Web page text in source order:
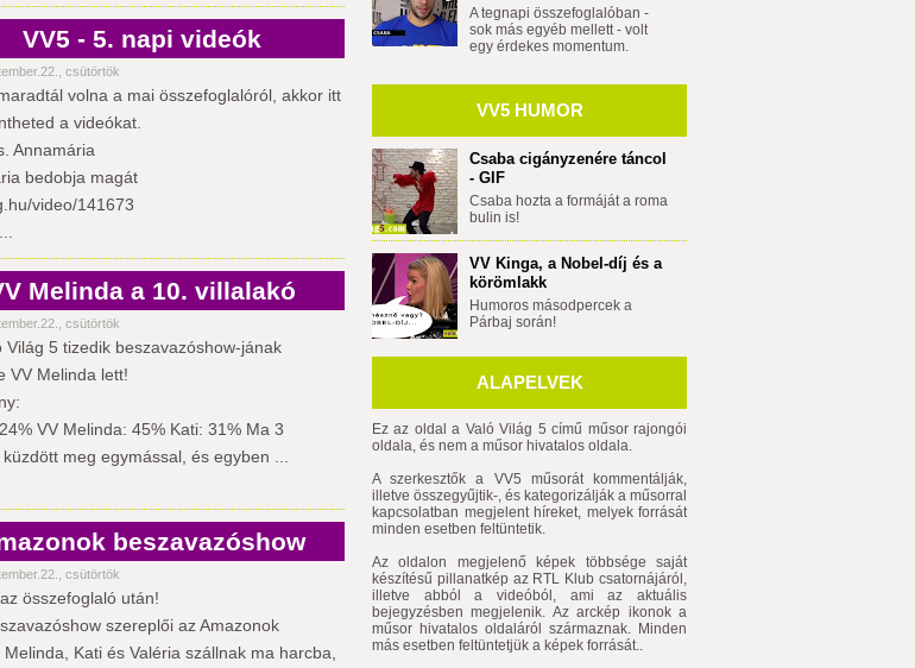
VV5 - 5. napi videók
csütörtök
volna a mai összefoglalóról, akkor itt
a videókat.
Annamária
bedobja magát
video/141673
Melinda a 10. villalakó
csütörtök
Világ 5 tizedik beszavazóshow-jának
VV Melinda lett!
VV Melinda: 45% Kati: 31% Ma 3
meg egymással, és egyben ...
beszavazóshow
csütörtök
az összefoglaló után!
szereplői az Amazonok
Melinda, Kati és Valéria szállnak ma harcba,
A tegnapi összefoglalóban -
sok más egyéb mellett - volt
egy érdekes momentum.
VV5 HUMOR
Csaba cigányzenére táncol
- GIF
Csaba hozta a formáját a roma
bulin is!
VV Kinga, a Nobel-díj és a
körömlakk
Humoros másodpercek a
Párbaj során!
ALAPELVEK
Ez az oldal a Való Világ 5 című műsor rajongói
oldala, és nem a műsor hivatalos oldala.
A szerkesztők a VV5 műsorát kommentálják,
illetve összegyűjtik-, és kategorizálják a műsorral
kapcsolatban megjelent híreket, melyek forrását
minden esetben feltüntetik.
Az oldalon megjelenő képek többsége saját
készítésű pillanatkép az RTL Klub csatornájáról,
illetve abból a videóból, ami az aktuális
bejegyzésben megjelenik. Az arckép ikonok a
műsor hivatalos oldaláról származnak. Minden
más esetben feltüntetjük a képek forrását..